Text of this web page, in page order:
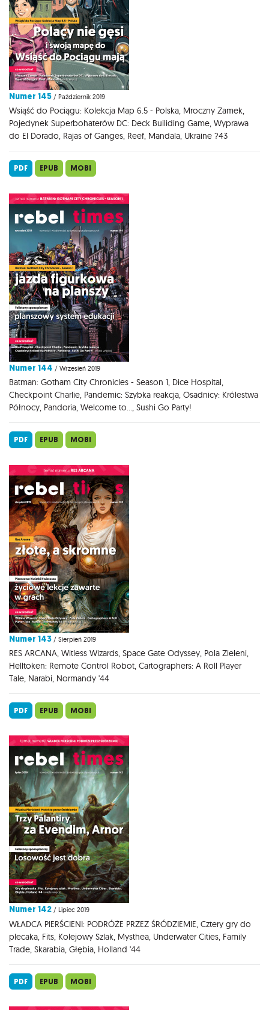
Numer 145 / Październik 2019
Wsiąść do Pociągu: Kolekcja Map 6.5 - Polska, Mroczny Zamek,
Pojedynek Superbohaterów DC: Deck Builiding Game, Wyprawa
do El Dorado, Rajas of Ganges, Reef, Mandala, Ukraine ?43
PDF EPUB MOBI
Numer 144 / Wrzesień 2019
Batman: Gotham City Chronicles - Season 1, Dice Hospital,
Checkpoint Charlie, Pandemic: Szybka reakcja, Osadnicy: Królestwa
Północy, Pandoria, Welcome to..., Sushi Go Party!
PDF EPUB MOBI
Numer 143 / Sierpień 2019
RES ARCANA, Witless Wizards, Space Gate Odyssey, Pola Zieleni,
Helltoken: Remote Control Robot, Cartographers: A Roll Player
Tale, Narabi, Normandy '44
PDF EPUB MOBI
Numer 142 / Lipiec 2019
WŁADCA PIERŚCIENI: PODRÓŻE PRZEZ ŚRÓDZIEMIE, Cztery gry do
plecaka, Fits, Kolejowy Szlak, Mysthea, Underwater Cities, Family
Trade, Skarabia, Głębia, Holland '44
PDF EPUB MOBI